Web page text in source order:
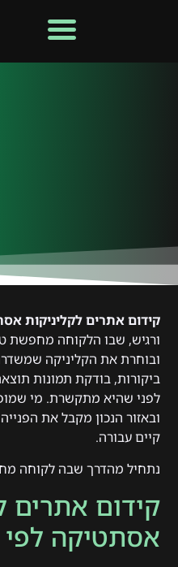
קידום אתרים לקליניקות
ורגיש, שבו הלקוחה מחפשת
ובוחרת את הקליניקה
ביקורות, בודקת תמונות
לפני שהיא מתקשרת. מי
ובאזור הנכון מקבל את
קיים עבורה.
נתחיל מהדרך שבה לקוחה
קידום אתרים
אסתטיקה לפי